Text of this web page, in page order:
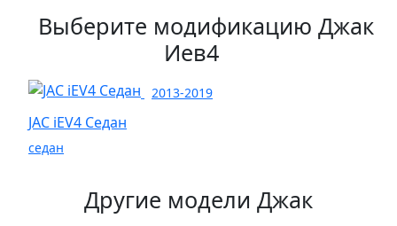
Выберите модификацию Джак
Иев4
2013-2019
JAC iEV4 Седан
седан
Другие модели Джак